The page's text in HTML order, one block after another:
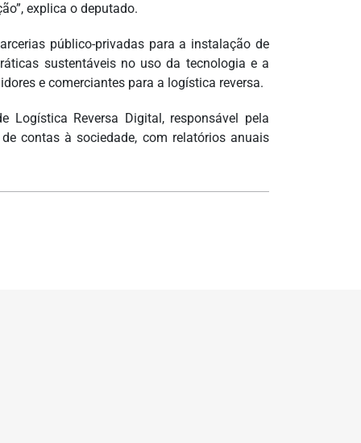
explica o deputado.
público-privadas para a instalação de
sustentáveis no uso da tecnologia e a
e comerciantes para a logística reversa.
Logística Reversa Digital, responsável pela
contas à sociedade, com relatórios anuais